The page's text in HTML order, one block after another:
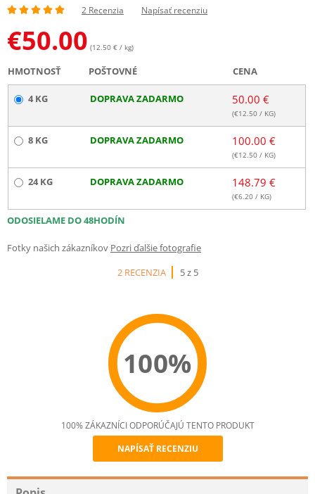
2 Recenzia Napísať recenziu
€50.00 (12.50 € / kg)
HMOTNOSŤ POŠTOVNÉ CENA
4 KG DOPRAVA ZADARMO 50.00 €
(€12.50 / KG)
8 KG DOPRAVA ZADARMO 100.00 €
(€12.50 / KG)
24 KG DOPRAVA ZADARMO 148.79 €
(€6.20 / KG)
ODOSIELAME DO 48HODÍN
Fotky našich zákazníkov Pozri ďalšie fotografie
2 RECENZIA
5 z 5
100%
Recommend
100% ZÁKAZNÍCI ODPORÚČAJÚ TENTO PRODUKT
NAPÍSAŤ RECENZIU